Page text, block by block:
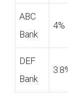
ABC
Bank
4%
DEF
Bank